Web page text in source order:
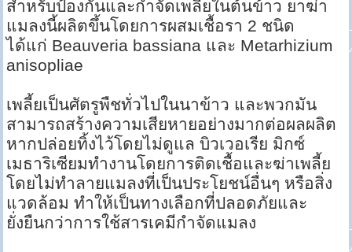
สำหรับป้องกันและกำจัดเพลี้ยในต้นข้าว ยาฆ่า
แมลงนี้ผลิตขึ้นโดยการผสมเชื้อรา 2 ชนิด
ได้แก่ Beauveria bassiana และ Metarhizium
anisopliae
เพลี้ยเป็นศัตรูพืชทั่วไปในนาข้าว และพวกมัน
สามารถสร้างความเสียหายอย่างมากต่อผลผลิต
หากปล่อยทิ้งไว้โดยไม่ดูแล บิวเวอเรีย มิกซ์
เมธาริเซียมทำงานโดยการติดเชื้อและฆ่าเพลี้ย
โดยไม่ทำลายแมลงที่เป็นประโยชน์อื่นๆ หรือสิ่ง
แวดล้อม ทำให้เป็นทางเลือกที่ปลอดภัยและ
ยั่งยืนกว่าการใช้สารเคมีกำจัดแมลง